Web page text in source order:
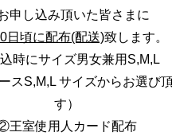
申し込み頂いた皆さまに
日頃に配布(配送)致します。
込時にサイズ男女兼用S,M,L
スS,M,L サイズからお選び
す）
王室使用人カード配布